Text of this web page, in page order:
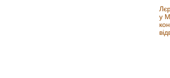
у